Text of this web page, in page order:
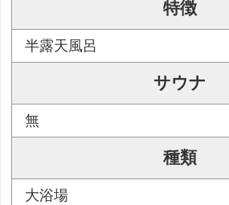
特徴
半露天風呂
サウナ
無
種類
大浴場